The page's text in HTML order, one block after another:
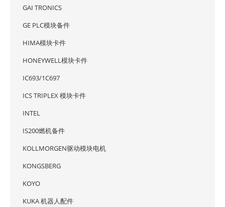
GAI TRONICS
GE PLC模块备件
HIMA模块卡件
HONEYWELL模块卡件
IC693/1C697
ICS TRIPLEX 模块卡件
INTEL
IS200燃机备件
KOLLMORGEN驱动模块电机
KONGSBERG
KOYO
KUKA 机器人配件